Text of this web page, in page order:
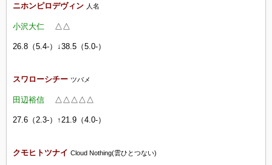
ニホンピロデヴィン 人名
小沢大仁 △△
26.8（5.4-）↓38.5（5.0-）
スワローシチー ツバメ
田辺裕信 △△△△△
27.6（2.3-）↑21.9（4.0-）
クモヒトツナイ Cloud Nothing(雲ひとつない)